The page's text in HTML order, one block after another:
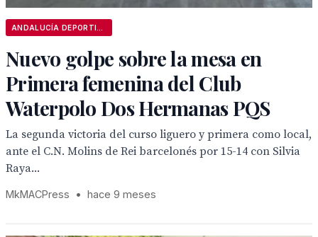
Nuevo golpe sobre la mesa en
Primera femenina del Club
Waterpolo Dos Hermanas PQS
La segunda victoria del curso liguero y primera como local,
ante el C.N. Molins de Rei barcelonés por 15-14 con Silvia
Raya...
MkMACPress • hace 9 meses